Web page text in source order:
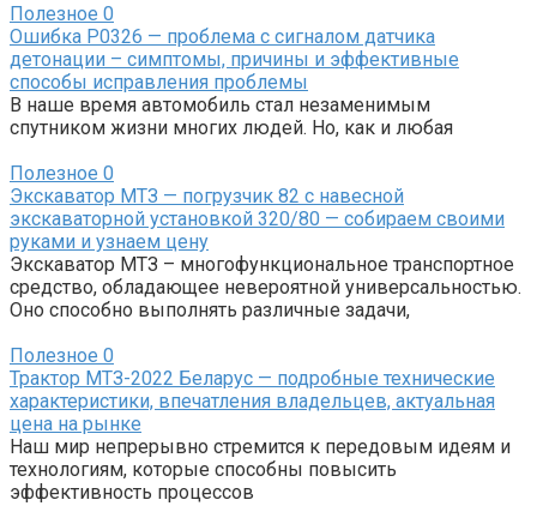
Полезное 0
Ошибка P0326 — проблема с сигналом датчика
детонации – симптомы, причины и эффективные
способы исправления проблемы
В наше время автомобиль стал незаменимым
спутником жизни многих людей. Но, как и любая
Полезное 0
Экскаватор МТЗ — погрузчик 82 с навесной
экскаваторной установкой 320/80 — собираем своими
руками и узнаем цену
Экскаватор МТЗ – многофункциональное транспортное
средство, обладающее невероятной универсальностью.
Оно способно выполнять различные задачи,
Полезное 0
Трактор МТЗ-2022 Беларус — подробные технические
характеристики, впечатления владельцев, актуальная
цена на рынке
Наш мир непрерывно стремится к передовым идеям и
технологиям, которые способны повысить
эффективность процессов